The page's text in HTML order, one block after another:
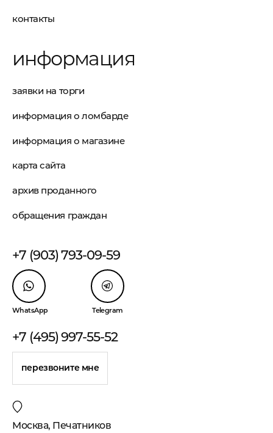
контакты
информация
заявки на торги
информация о ломбарде
информация о магазине
карта сайта
архив проданного
обращения граждан
+7 (903) 793-09-59
WhatsApp Telegram
+7 (495) 997-55-52
перезвоните мне
Москва, Печатников